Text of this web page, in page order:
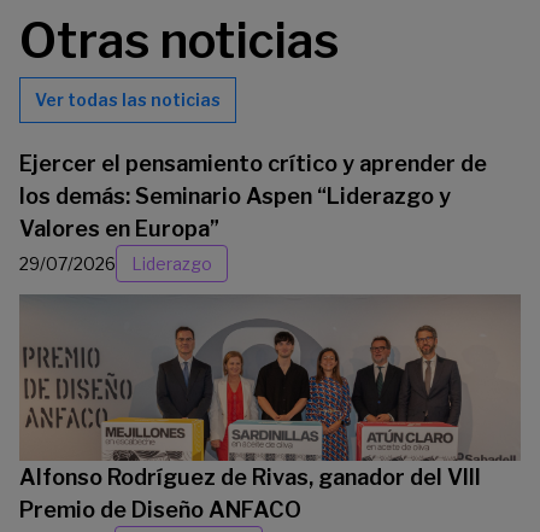
Otras noticias
Ver todas las noticias
Ejercer el pensamiento crítico y aprender de
los demás: Seminario Aspen “Liderazgo y
Valores en Europa”
29/07/2026 Liderazgo
Alfonso Rodríguez de Rivas, ganador del VIII
Premio de Diseño ANFACO